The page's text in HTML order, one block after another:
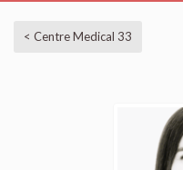
< Centre Medical 33